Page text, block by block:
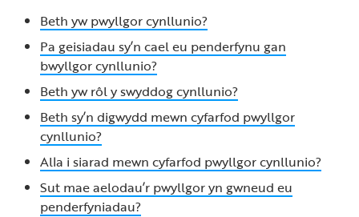
Beth yw pwyllgor cynllunio?
Pa geisiadau sy’n cael eu penderfynu gan
bwyllgor cynllunio?
Beth yw rôl y swyddog cynllunio?
Beth sy’n digwydd mewn cyfarfod pwyllgor
cynllunio?
Alla i siarad mewn cyfarfod pwyllgor cynllunio?
Sut mae aelodau’r pwyllgor yn gwneud eu
penderfyniadau?